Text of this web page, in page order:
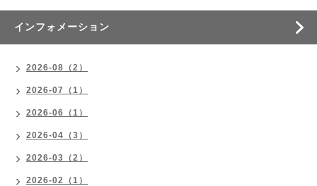
インフォメーション
2026-08（2）
2026-07（1）
2026-06（1）
2026-04（3）
2026-03（2）
2026-02（1）